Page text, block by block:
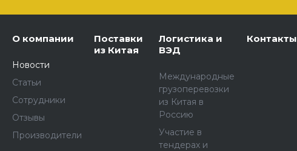
О компании
Новости
Статьи
Сотрудники
Отзывы
Производители
Поставки
из Китая
Логистика и
ВЭД
Международные
грузоперевозки
из Китая в
Россию
Участие в
тендерах и
Контакты